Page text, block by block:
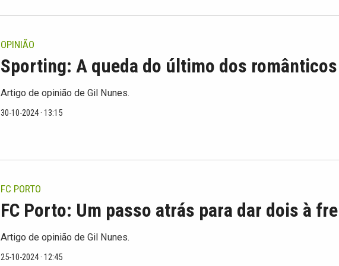
OPINIÃO
Sporting: A queda do último dos românticos
Artigo de opinião de Gil Nunes.
30-10-2024 · 13:15
FC PORTO
FC Porto: Um passo atrás para dar dois à
Artigo de opinião de Gil Nunes.
25-10-2024 · 12:45